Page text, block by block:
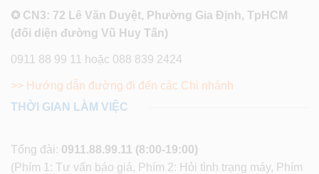
✪ CN3: 72 Lê Văn Duyệt, Phường Gia Định, TpHCM
(đối diện đường Vũ Huy Tấn)
0911 88 99 11 hoặc 088 839 2424
>> Hướng dẫn đường đi đến các Chi nhánh
THỜI GIAN LÀM VIỆC
Tổng đài: 0911.88.99.11 (8:00-19:00)
(Phím 1: Tư vấn báo giá, Phím 2: Hỏi tình trạng máy, Phím